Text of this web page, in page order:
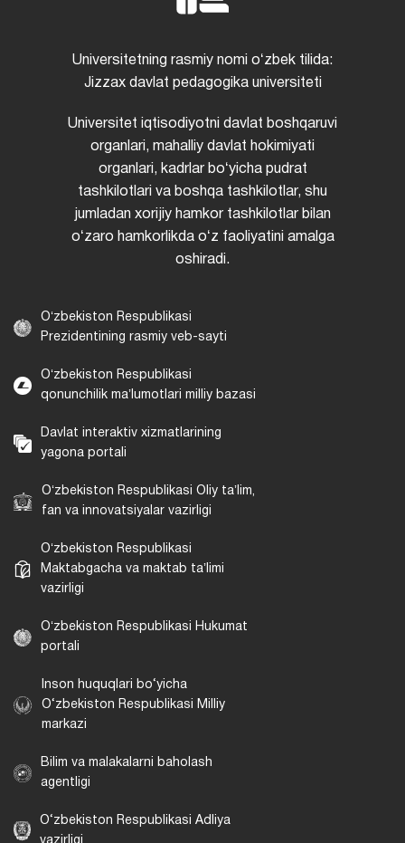
Universitetning rasmiy nomi oʻzbek tilida:
Jizzax davlat pedagogika universiteti
Universitet iqtisodiyotni davlat boshqaruvi
organlari, mahalliy davlat hokimiyati
organlari, kadrlar boʻyicha pudrat
tashkilotlari va boshqa tashkilotlar, shu
jumladan xorijiy hamkor tashkilotlar bilan
oʻzaro hamkorlikda oʻz faoliyatini amalga
oshiradi.
Oʻzbekiston Respublikasi
Prezidentining rasmiy veb-sayti
Oʻzbekiston Respublikasi
qonunchilik maʼlumotlari milliy bazasi
Davlat interaktiv xizmatlarining
yagona portali
Oʻzbekiston Respublikasi Oliy taʼlim,
fan va innovatsiyalar vazirligi
Oʻzbekiston Respublikasi
Maktabgacha va maktab taʼlimi
vazirligi
Oʻzbekiston Respublikasi Hukumat
portali
Inson huquqlari bo‘yicha
O‘zbekiston Respublikasi Milliy
markazi
Bilim va malakalarni baholash
agentligi
O‘zbekiston Respublikasi Adliya